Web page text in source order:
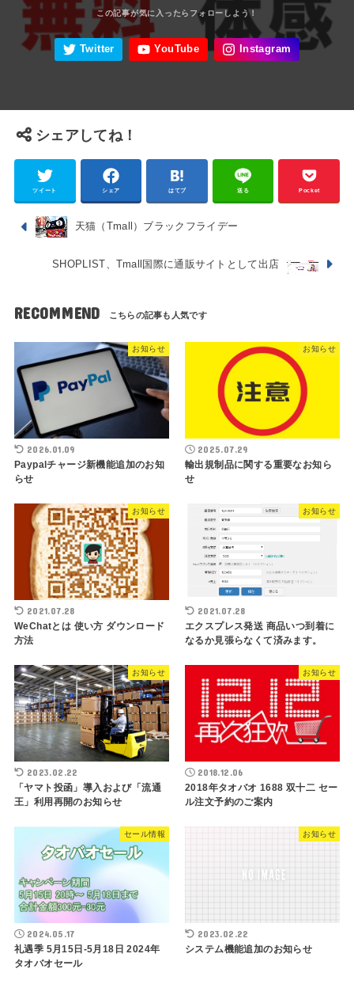
シェアしてね！
ツイート シェア はてブ 送る Pocket
天猫（Tmall）ブラックフライデー
SHOPLIST、Tmall国際に通販サイトとして出店
RECOMMEND
お知らせ
2026.01.09
Paypalチャージ新機能追加のお知
らせ
お知らせ
2025.07.29
輸出規制品に関する重要なお知ら
せ
お知らせ
2021.07.28
WeChatとは 使い方 ダウンロード
方法
お知らせ
2021.07.28
エクスプレス発送 商品いつ到着に
なるか見張らなくて済みます。
お知らせ
2023.02.22
「ヤマト投函」導入および「流通
王」利用再開のお知らせ
お知らせ
2018.12.06
2018年タオバオ 1688 双十二 セー
ル注文予約のご案内
セール情報
2024.05.17
礼遇季 5月15日-5月18日 2024年
タオバオセール
お知らせ
2023.02.22
システム機能追加のお知らせ